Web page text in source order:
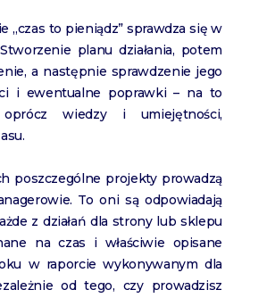
„czas to pieniądz” sprawdza się w
planu działania, potem
a następnie sprawdzenie jego
i ewentualne poprawki – na to
oprócz wiedzy i umiejętności,
poszczególne projekty prowadzą
To oni są odpowiadają
z działań dla strony lub sklepu
na czas i właściwie opisane
w raporcie wykonywanym dla
od tego, czy prowadzisz